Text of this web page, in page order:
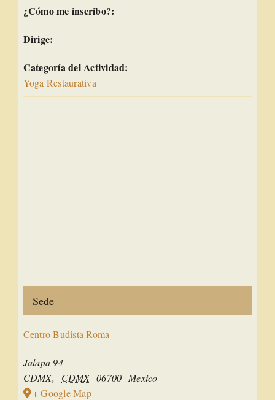
¿Cómo me inscribo?:
Dirige:
Categoría del Actividad:
Yoga Restaurativa
Sede
Centro Budista Roma
Jalapa 94
CDMX, CDMX 06700 Mexico
+ Google Map